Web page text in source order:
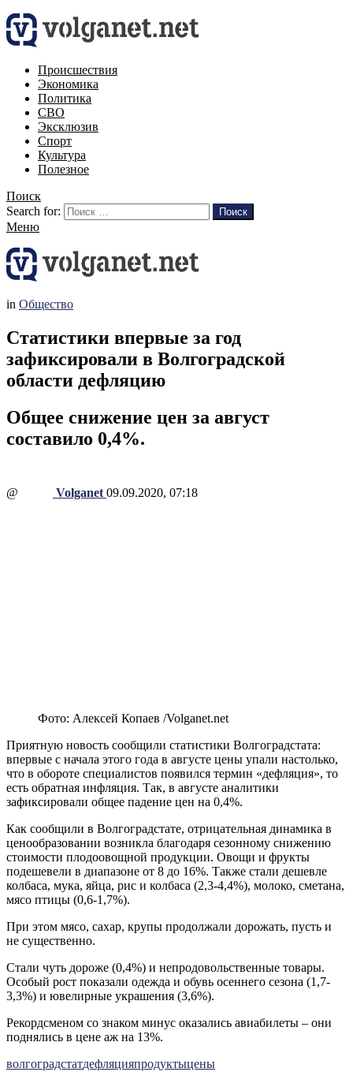
Происшествия
Экономика
Политика
СВО
Эксклюзив
Спорт
Культура
Полезное
Поиск
Search for:
Поиск
Меню
in Общество
Статистики впервые за год
зафиксировали в Волгоградской
области дефляцию
Общее снижение цен за август
составило 0,4%.
@ Volganet 09.09.2020, 07:18
Фото: Алексей Копаев /Volganet.net
Приятную новость сообщили статистики Волгоградстата:
впервые с начала этого года в августе цены упали настолько,
что в обороте специалистов появился термин «дефляция», то
есть обратная инфляция. Так, в августе аналитики
зафиксировали общее падение цен на 0,4%.
Как сообщили в Волгоградстате, отрицательная динамика в
ценообразовании возникла благодаря сезонному снижению
стоимости плодоовощной продукции. Овощи и фрукты
подешевели в диапазоне от 8 до 16%. Также стали дешевле
колбаса, мука, яйца, рис и колбаса (2,3-4,4%), молоко, сметана,
мясо птицы (0,6-1,7%).
При этом мясо, сахар, крупы продолжали дорожать, пусть и
не существенно.
Стали чуть дороже (0,4%) и непродовольственные товары.
Особый рост показали одежда и обувь осеннего сезона (1,7-
3,3%) и ювелирные украшения (3,6%).
Рекордсменом со знаком минус оказались авиабилеты – они
поднялись в цене аж на 13%.
волгоградстатдефляцияпродуктыцены